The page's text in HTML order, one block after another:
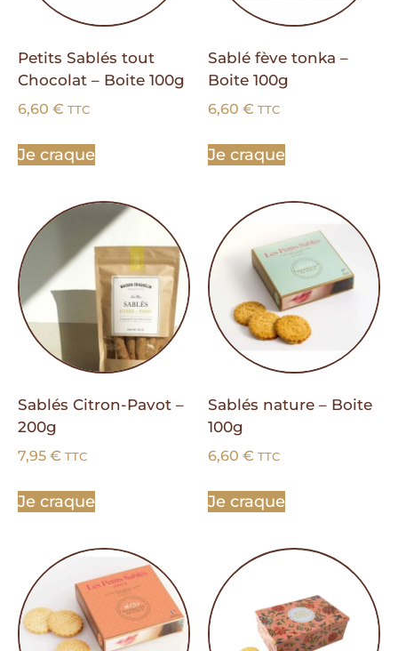
Petits Sablés tout
Chocolat – Boite 100g
6,60 € TTC
Je craque
Sablé fève tonka –
Boite 100g
6,60 € TTC
Je craque
Sablés Citron-Pavot –
200g
7,95 € TTC
Je craque
Sablés nature – Boite
100g
6,60 € TTC
Je craque